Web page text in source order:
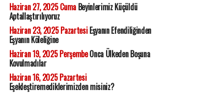
Haziran 27, 2025 CumaBeyinlerimiz Küçüldü
Aptallaştırılıyoruz
Haziran 23, 2025 PazartesiEşyanın Efendiliğinden
Eşyanın Köleliğine
Haziran 19, 2025 PerşembeOnca Ülkeden Boşuna
Kovulmadılar
Haziran 16, 2025 Pazartesi
Eşekleştiremediklerimizden misiniz?